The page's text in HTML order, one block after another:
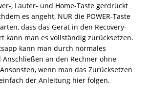
, Lauter- und Home-Taste gerdrückt
es angeht, NUR die POWER-Taste
dass das Gerät in den Recovery-
kann man es vollständig zurücksetzen.
kann man durch normales
an den Rechner ohne
wenn man das Zurücksetzen
der Anleitung hier folgen.